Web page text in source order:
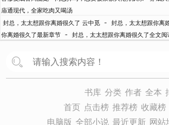
庙通现代，全家吃肉又喝汤
封总，太太想跟你离婚很久了 云中觅 - 封总，太太想跟你离
你离婚很久了最新章节 - 封总，太太想跟你离婚很久了全文阅
书库 分类 作者 全本
首页 点击榜 推荐榜 收藏榜
电脑版 全部小说 最近更新 网站